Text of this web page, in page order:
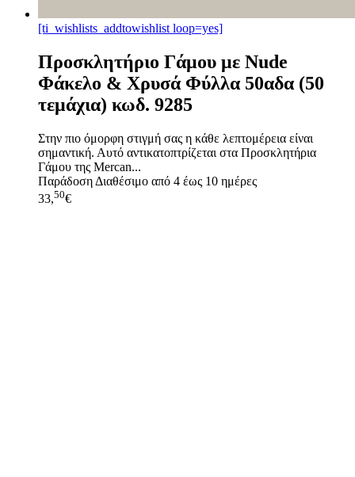
[ti_wishlists_addtowishlist loop=yes]
Προσκλητήριο Γάμου με Nude
Φάκελο & Χρυσά Φύλλα 50αδα (50
τεμάχια) κωδ. 9285
Στην πιο όμορφη στιγμή σας η κάθε λεπτομέρεια είναι
σημαντική. Αυτό αντικατοπτρίζεται στα Προσκλητήρια
Γάμου της Mercan...
Παράδοση Διαθέσιμο από 4 έως 10 ημέρες
33,50€